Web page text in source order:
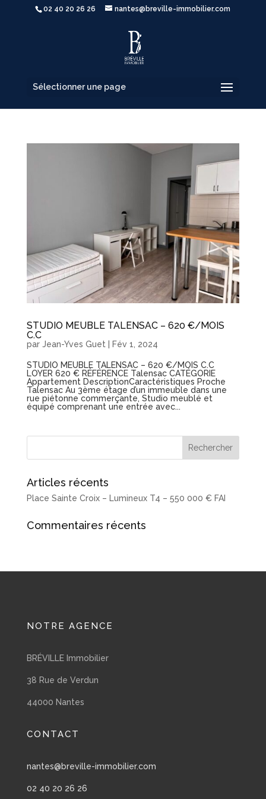
02 40 20 26 26 nantes@breville-immobilier.com
Sélectionner une page
STUDIO MEUBLE TALENSAC – 620 €/MOIS
C.C
par Jean-Yves Guet Fév 1, 2024
STUDIO MEUBLE TALENSAC – 620 €/MOIS C.C
LOYER 620 € RÉFÉRENCE Talensac CATÉGORIE
Appartement DescriptionCaractéristiques Proche
Talensac Au 3ème étage d’un immeuble dans une
rue piétonne commerçante, Studio meublé et
équipé comprenant une entrée avec...
Articles récents
Place Sainte Croix – Lumineux T4 – 550 000 € FAI
Commentaires récents
NOTRE AGENCE
BRÉVILLE Immobilier
38 Rue de Verdun
44000 Nantes
CONTACT
nantes@breville-immobilier.com
02 40 20 26 26